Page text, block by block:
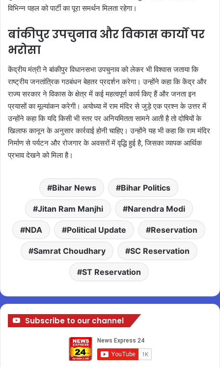
विभिन्न पहल को पार्टी का पूरा समर्थन मिलता रहेगा।
बांकीपुर उपचुनाव और विकास कार्यों पर
भरोसा
केंद्रीय मंत्री ने बांकीपुर विधानसभा उपचुनाव को लेकर भी विश्वास जताया कि
राष्ट्रीय जनतांत्रिक गठबंधन बेहतर प्रदर्शन करेगा। उन्होंने कहा कि केंद्र और
राज्य सरकार ने विकास के क्षेत्र में कई महत्वपूर्ण कार्य किए हैं और जनता इन
प्रयासों का मूल्यांकन करेगी। अयोध्या में राम मंदिर से जुड़े एक प्रश्न के उत्तर में
उन्होंने कहा कि यदि किसी भी स्तर पर अनियमितता सामने आती है तो दोषियों के
खिलाफ कानून के अनुसार कार्रवाई होनी चाहिए। उन्होंने यह भी कहा कि राम मंदिर
निर्माण से पर्यटन और रोजगार के अवसरों में वृद्धि हुई है, जिसका व्यापक आर्थिक
प्रभाव देखने को मिला है।
Bihar News Bihar Politics
Jitan Ram Manjhi Narendra Modi
NDA Political Update Reservation
Samrat Choudhary SC Reservation
ST Reservation
Subscribe to our channel